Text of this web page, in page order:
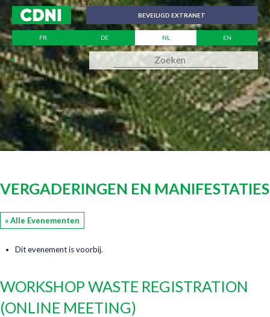
BEVEILIGD EXTRANET
FR DE NL EN
VERGADERINGEN EN MANIFESTATIES
« Alle Evenementen
Dit evenement is voorbij.
WORKSHOP WASTE REGISTRATION
(ONLINE MEETING)
Cookies beheer paneel